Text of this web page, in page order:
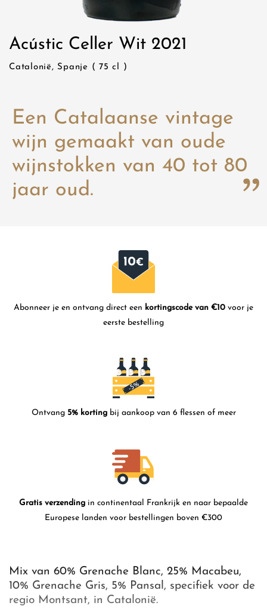
Acústic Celler Wit 2021
Catalonië, Spanje ( 75 cl )
Een Catalaanse vintage
wijn gemaakt van oude
wijnstokken van 40 tot 80
jaar oud.
Abonneer je en ontvang direct een kortingscode van €10 voor je
eerste bestelling
Ontvang 5% kortingbij aankoop van 6 flessen of meer
Gratis verzending in continentaal Frankrijk en naar bepaalde
Europese landen voor bestellingen boven €300
Mix van 60% Grenache Blanc, 25% Macabeu,
10% Grenache Gris, 5% Pansal, specifiek voor de
regio Montsant, in Catalonië.